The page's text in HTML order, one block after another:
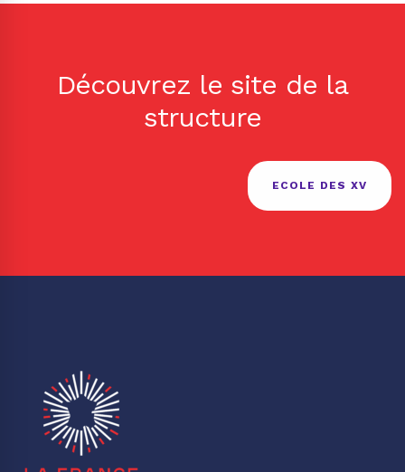
Découvrez le site de la
structure
ECOLE DES XV